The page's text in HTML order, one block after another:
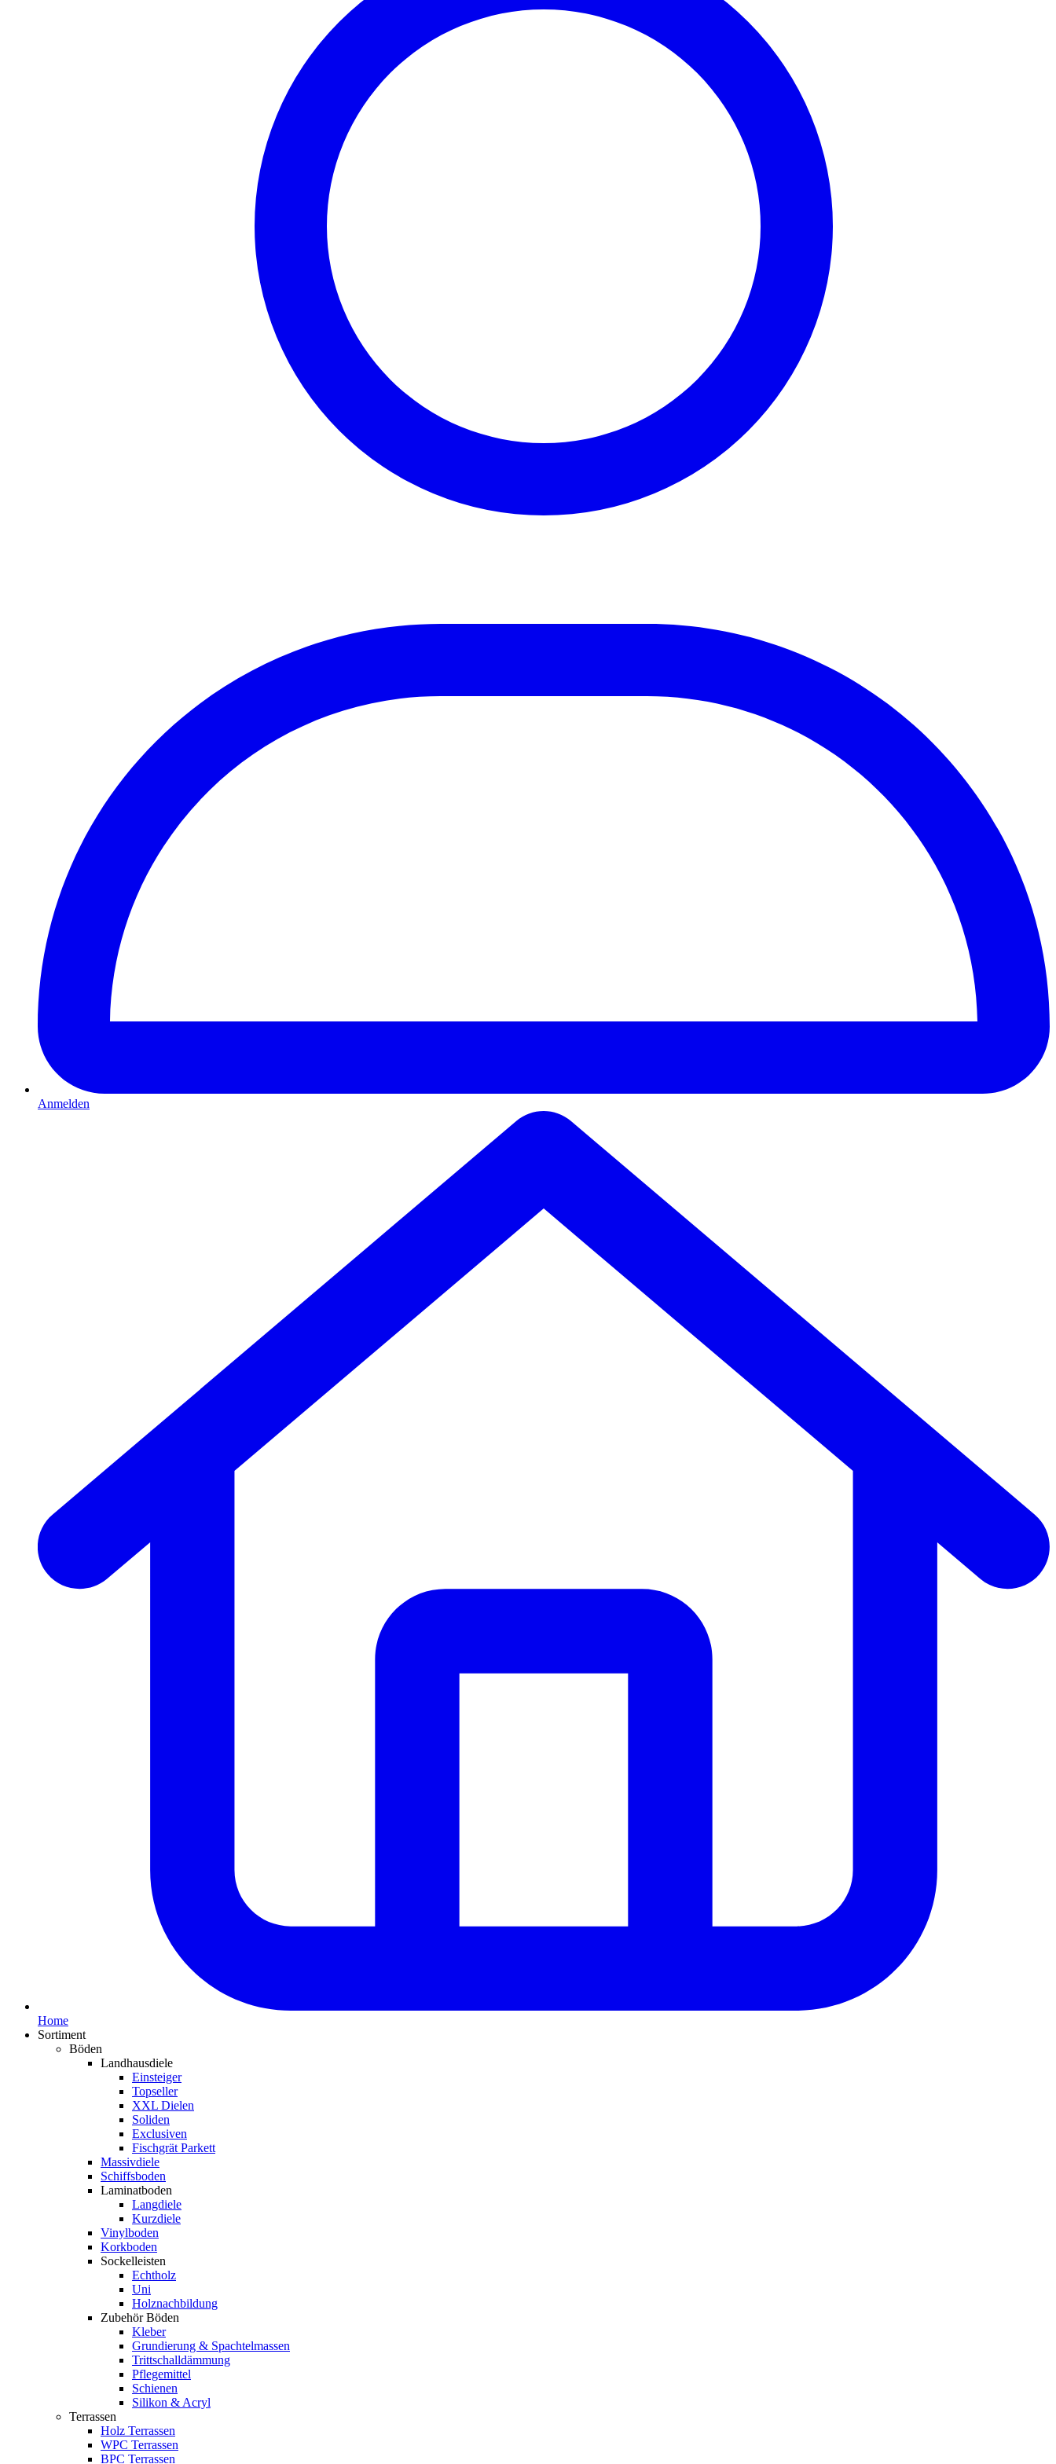
Anmelden
Home
Sortiment
Böden
Landhausdiele
Einsteiger
Topseller
XXL Dielen
Soliden
Exclusiven
Fischgrät Parkett
Massivdiele
Schiffsboden
Laminatboden
Langdiele
Kurzdiele
Vinylboden
Korkboden
Sockelleisten
Echtholz
Uni
Holznachbildung
Zubehör Böden
Kleber
Grundierung & Spachtelmassen
Trittschalldämmung
Pflegemittel
Schienen
Silikon & Acryl
Terrassen
Holz Terrassen
WPC Terrassen
BPC Terrassen